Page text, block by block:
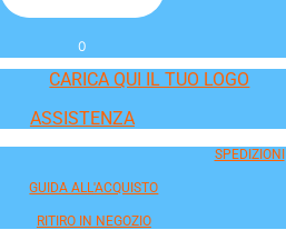
0
CARICA QUI IL TUO LOGO
ASSISTENZA
SPEDIZIONI
GUIDA ALL'ACQUISTO
RITIRO IN NEGOZIO